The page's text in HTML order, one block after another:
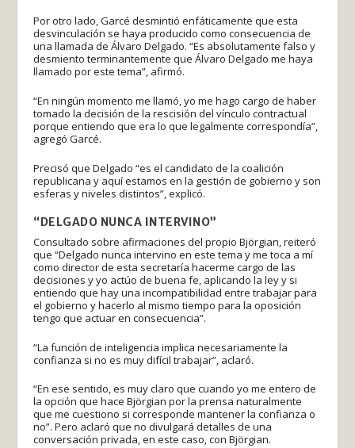
Por otro lado, Garcé desmintió enfáticamente que esta
desvinculación se haya producido como consecuencia de
una llamada de Álvaro Delgado. “Es absolutamente falso y
desmiento terminantemente que Álvaro Delgado me haya
llamado por este tema”, afirmó.
“En ningún momento me llamó, yo me hago cargo de haber
tomado la decisión de la rescisión del vínculo contractual
porque entiendo que era lo que legalmente correspondía”,
agregó Garcé.
Precisó que Delgado “es el candidato de la coalición
republicana y aquí estamos en la gestión de gobierno y son
esferas y niveles distintos”, explicó.
“DELGADO NUNCA INTERVINO”
Consultado sobre afirmaciones del propio Björgian, reiteró
que “Delgado nunca intervino en este tema y me toca a mí
como director de esta secretaría hacerme cargo de las
decisiones y yo actúo de buena fe, aplicando la ley y si
entiendo que hay una incompatibilidad entre trabajar para
el gobierno y hacerlo al mismo tiempo para la oposición
tengo que actuar en consecuencia”.
“La función de inteligencia implica necesariamente la
confianza si no es muy difícil trabajar”, aclaró.
“En ese sentido, es muy claro que cuando yo me entero de
la opción que hace Björgian por la prensa naturalmente
que me cuestiono si corresponde mantener la confianza o
no”. Pero aclaró que no divulgará detalles de una
conversación privada, en este caso, con Björgian.